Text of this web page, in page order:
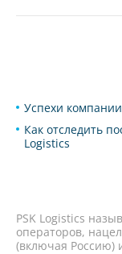
Успехи
Как отследить посылку по номеру посылки в PSK
Logistics
PSK Logistics
операторов,
(включая Россию)